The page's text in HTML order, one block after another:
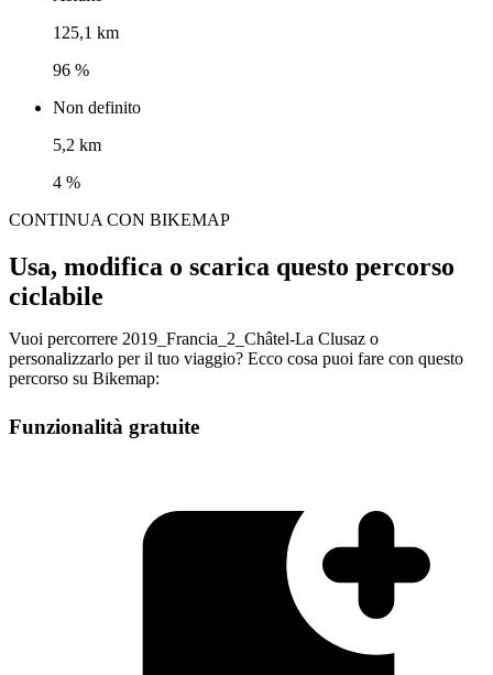
125,1 km
96 %
Non definito
5,2 km
4 %
CONTINUA CON BIKEMAP
Usa, modifica o scarica questo percorso
ciclabile
Vuoi percorrere 2019_Francia_2_Châtel-La Clusaz o
personalizzarlo per il tuo viaggio? Ecco cosa puoi fare con questo
percorso su Bikemap:
Funzionalità gratuite